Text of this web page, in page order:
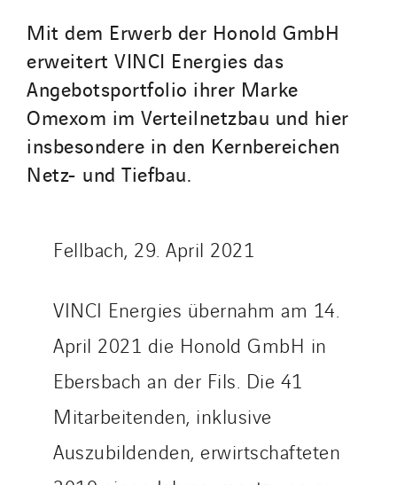
Mit dem Erwerb der Honold GmbH
erweitert VINCI Energies das
Angebotsportfolio ihrer Marke
Omexom im Verteilnetzbau und hier
insbesondere in den Kernbereichen
Netz- und Tiefbau.
Fellbach, 29. April 2021
VINCI Energies übernahm am 14.
April 2021 die Honold GmbH in
Ebersbach an der Fils. Die 41
Mitarbeitenden, inklusive
Auszubildenden, erwirtschafteten
Tiab
Top Thermique
TranzCom
Travesset Beziers
Tunzini Antilles
Tunzini Grand Ouest
Tunzini Paris
Tunzini Troyes
Twyver
Uxello
Valentin
Valette
VINCI Stiftung